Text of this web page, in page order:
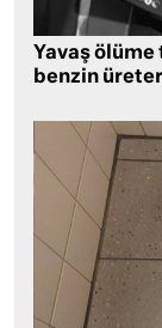
Yavaş
benzin